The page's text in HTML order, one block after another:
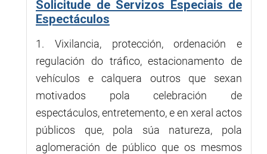
Solicitude de Servizos Especiais de
Espectáculos
1. Vixilancia, protección, ordenación e
regulación do tráfico, estacionamento de
vehículos e calquera outros que sexan
motivados pola celebración de
espectáculos, entretemento, e en xeral actos
públicos que, pola súa natureza, pola
aglomeración de público que os mesmos